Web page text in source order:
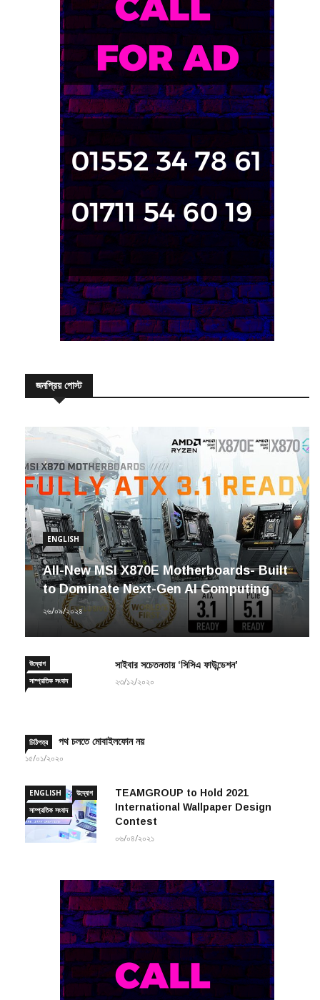
জনপ্রিয় পোস্ট
ENGLISH
All-New MSI X870E Motherboards- Built
to Dominate Next-Gen AI Computing
২৬/০৯/২০২৪
উদ্যোগ
সাইবার সচেতনতায় ‘সিসিএ ফাউন্ডেশন’
চিঠিপত্র পথ চলতে মোবাইলফোন নয়
ENGLISH
উদ্যোগ
সাম্প্রতিক সংবাদ
TEAMGROUP to Hold 2021
International Wallpaper Design
Contest